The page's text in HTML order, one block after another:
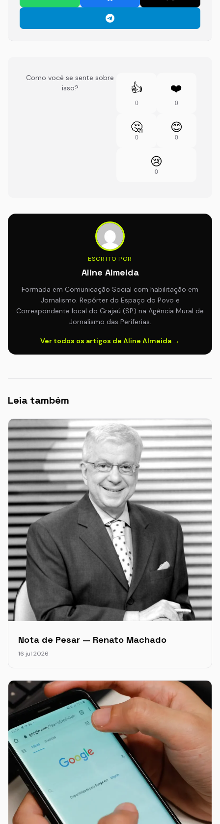
Como você se sente sobre
isso?
👍
0
❤️
0
🤔
0
😊
0
😢
0
ESCRITO POR
Aline Almeida
Formada em Comunicação Social com habilitação em
Jornalismo. Repórter do Espaço do Povo e
Correspondente local do Grajaú (SP) na Agência Mural de
Jornalismo das Periferias.
Ver todos os artigos de Aline Almeida →
Leia também
Nota de Pesar — Renato Machado
16 jul 2026